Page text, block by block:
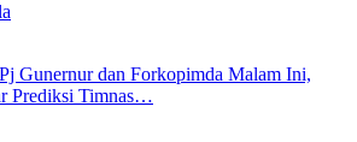
Gunernur dan Forkopimda Malam Ini,
Prediksi Timnas…